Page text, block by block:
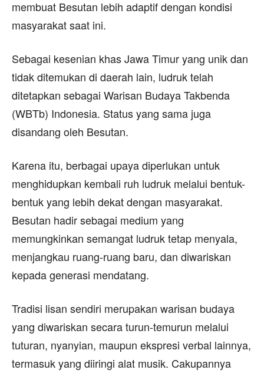
membuat Besutan lebih adaptif dengan kondisi
masyarakat saat ini.
Sebagai kesenian khas Jawa Timur yang unik dan
tidak ditemukan di daerah lain, ludruk telah
ditetapkan sebagai Warisan Budaya Takbenda
(WBTb) Indonesia. Status yang sama juga
disandang oleh Besutan.
Karena itu, berbagai upaya diperlukan untuk
menghidupkan kembali ruh ludruk melalui bentuk-
bentuk yang lebih dekat dengan masyarakat.
Besutan hadir sebagai medium yang
memungkinkan semangat ludruk tetap menyala,
menjangkau ruang-ruang baru, dan diwariskan
kepada generasi mendatang.
Tradisi lisan sendiri merupakan warisan budaya
yang diwariskan secara turun-temurun melalui
tuturan, nyanyian, maupun ekspresi verbal lainnya,
termasuk yang diiringi alat musik. Cakupannya